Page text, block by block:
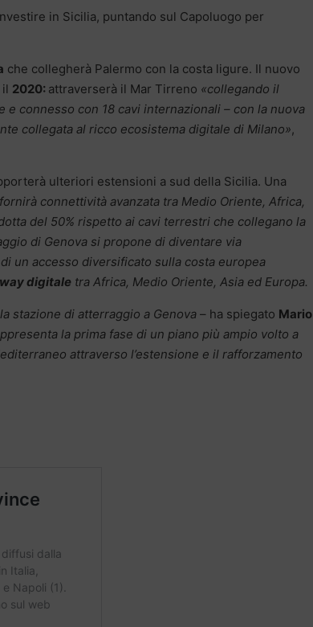
in Sicilia, puntando sul Capoluogo per
che collegherà Palermo con la costa ligure. Il nuovo
il 2020: attraverserà il Mar Tirreno «collegando il
connesso con 18 cavi internazionali – con la nuova
collegata al ricco ecosistema digitale di Milano»,
ulteriori estensioni a sud della Sicilia. Una
connettività avanzata tra Medio Oriente, Africa,
del 50% rispetto ai cavi terrestri che collegano la
di Genova si propone di diventare via
un accesso diversificato sulla costa europea
digitale tra Africa, Medio Oriente, Asia ed Europa.
stazione di atterraggio a Genova – ha spiegato Mario
la prima fase di un piano più ampio volto a
attraverso l’estensione e il rafforzamento